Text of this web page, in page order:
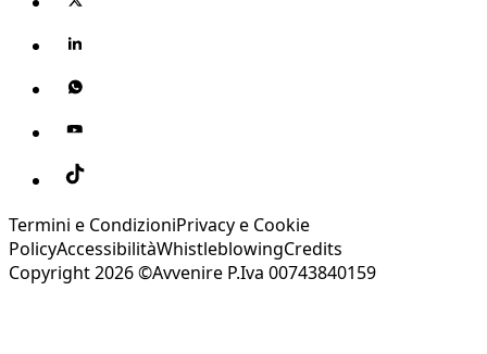
Termini e CondizioniPrivacy e Cookie
PolicyAccessibilitàWhistleblowingCredits
Copyright 2026 ©Avvenire P.Iva 00743840159